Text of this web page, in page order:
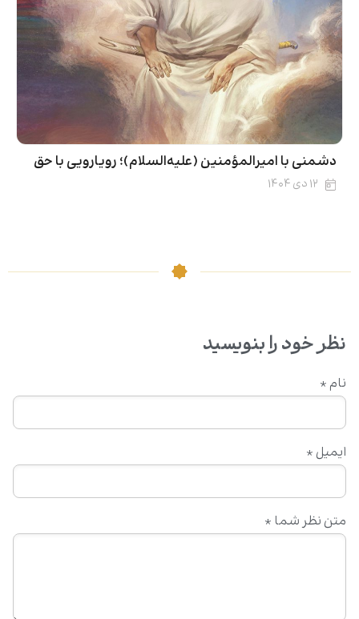
دشمنی با امیرالمؤمنین (علیه‌السلام)؛ رویارویی با حق
۱۲ دی ۱۴۰۴
نظر خود را بنویسید
متن نظر شما *
نام *
ایمیل *